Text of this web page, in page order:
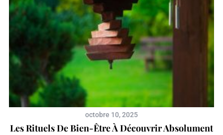
octobre 10, 2025
Les Rituels De Bien-Être À Découvrir Absolument